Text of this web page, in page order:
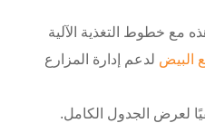
مع خطوط التغذية الآلية
البيض لدعم إدارة المزارع
لعرض الجدول الكامل.